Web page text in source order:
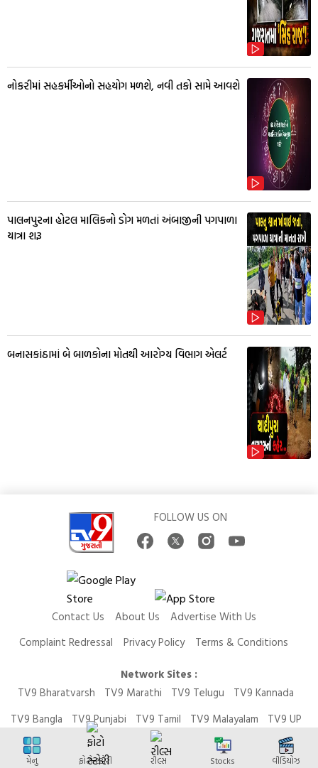
નોકરીમાં સહકર્મીઓનો સહયોગ મળશે, નવી તકો સામે આવશે
પાલનપુરના હોટલ માલિકનો ડોગ મળતાં અંબાજીની પગપાળા
યાત્રા શરૂ
બનાસકાંઠામાં બે બાળકોના મોતથી આરોગ્ય વિભાગ એલર્ટ
FOLLOW US ON
Contact Us About Us
Advertise With Us
Complaint Redressal
Privacy Policy
Terms & Conditions
Network Sites :
TV9 Bharatvarsh
TV9 Marathi TV9 Telugu
TV9 Kannada
TV9 Bangla
TV9 Punjabi TV9 Tamil TV9 Malayalam
TV9 UP
News9 LIVE
Money9 LIVE
મેનુ ફોટો સ્ટોરી રીલ્સ Stocks વીડિયોઝ